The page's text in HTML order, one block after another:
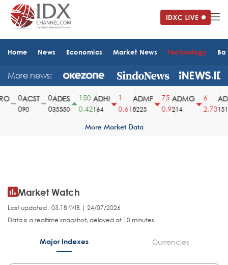
Home News Economics Market News Technology
More news:
ACST
90
ADES
35550
150
0.42
ADHI
164
0.61
ADMF
8225
75
0.9
ADMG
214
2.731510
More Market Data
Market Watch
Last updated : 03.18 WIB | 24/07/2026
Data is a realtime snapshot, delayed at 10 minutes
Major Indexes Currencies